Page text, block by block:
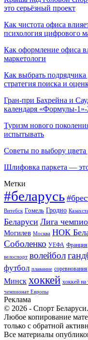
это серьёзный проект
Как чистота офиса
психология цифрового
Как оформление офиса
маркетологи
Как выбрать
стратегия поиска и
Гран-при Бахрейна и
календаря «Формулы-
Туризм нового
испытывать
Советы по выбору цвета
Шлифовка паркета —
Метки
#беларусь
Витебск Гомель Гродно
Беларуси Лига
Могилев Москва НОК
Соболенко УЕФА Франция
велоспорт волейбол
футбол плавание соревнования
Минск хоккей хоккей на
чемпионат Европы
Реклама
© 2026 - Спорт
Любое копирование
только с обратной
Все материалы